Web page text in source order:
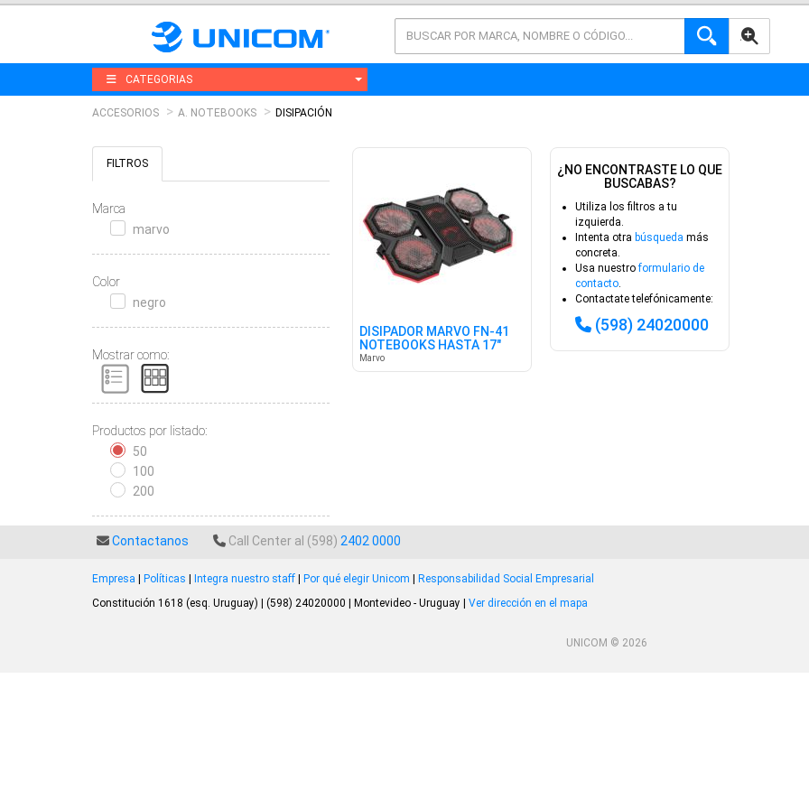
AVANZADA
CATEGORIAS
ACCESORIOS A. NOTEBOOKS DISIPACIÓN
FILTROS
Marca
marvo
Color
negro
Mostrar como:
Productos por listado:
50
100
200
DISIPADOR MARVO FN-41
NOTEBOOKS HASTA 17"
Marvo
¿NO ENCONTRASTE LO QUE
BUSCABAS?
Utiliza los filtros a tu
izquierda.
Intenta otra búsqueda más
concreta.
Usa nuestroformulario de
contacto.
Contactate telefónicamente:
(598) 24020000
Contactanos Call Center al (598) 2402 0000
Empresa | Políticas | Integra nuestro staff | Por qué elegir Unicom | Responsabilidad Social Empresarial
Constitución 1618 (esq. Uruguay) | (598) 24020000 | Montevideo - Uruguay | Ver dirección en el mapa
UNICOM © 2026